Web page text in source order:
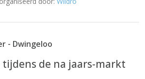
- Dwingeloo
de na jaars-markt